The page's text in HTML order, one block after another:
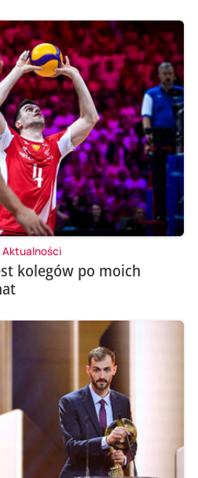
Aktualności
kolegów po moich